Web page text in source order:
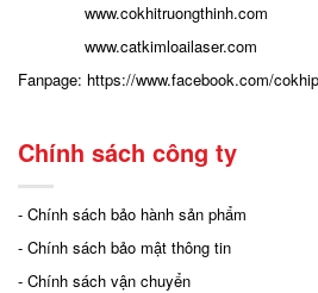
www.cokhitruongthinh.com
www.catkimloailaser.com
Fanpage: https://www.facebook.com/
Chính sách công ty
- Chính sách bảo hành sản phẩm
- Chính sách bảo mật thông tin
- Chính sách vận chuyển